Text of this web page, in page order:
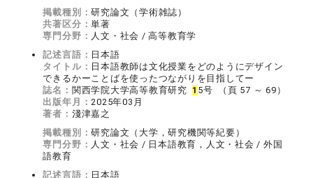
掲載種別：研究論文（学術雑誌）
共著区分：単著
専門分野： 人文・社会 / 高等教育学
記述言語： 日本語
タイトル： 日本語教師は文化授業をどのようにデザイン
できるかーことばを使ったつながりを目指してー
誌名： 関西学院大学高等教育研究 1 5号 （頁 57 ～ 69）
出版年月：2025年03月
著者： 淺津嘉之
掲載種別：研究論文（大学，研究機関等紀要）
専門分野： 人文・社会 / 日本語教育，人文・社会 / 外国
語教育
記述言語： 日本語